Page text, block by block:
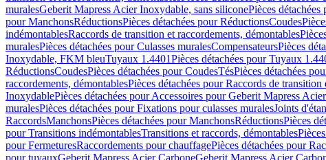
muralesGeberit Mapress Acier Inoxydable, sans siliconePièces
pour ManchonsRéductionsPièces détachées pour RéductionsCoudes
indémontablesRaccords de transition et raccordements, démontables
muralesPièces détachées pour Culasses muralesCompensateursPièces
Inoxydable, FKM bleuTuyaux 1.4401Pièces détachées pour Tuyaux
RéductionsCoudesPièces détachées pour CoudesTésPièces détachées
raccordements, démontablesPièces détachées pour Raccords de
InoxydablePièces détachées pour Accessoires pour Geberit Mapress
muralesPièces détachées pour Fixations pour culasses muralesJoints
RaccordsManchonsPièces détachées pour ManchonsRéductionsPièces
pour Transitions indémontablesTransitions et raccords, démontables
pour FermeturesRaccordements pour chauffagePièces détachées pour
pour tuyauxGeberit Mapress Acier CarboneGeberit Mapress Acier